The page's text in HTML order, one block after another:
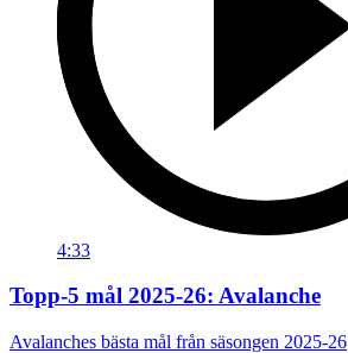
4:33
Topp-5 mål 2025-26: Avalanche
Avalanches bästa mål från säsongen 2025-26